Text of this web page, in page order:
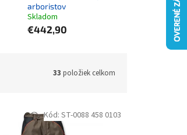
arboristov
Skladom
€442,90
33 položiek celkom
Kód: ST-0088 458 0103